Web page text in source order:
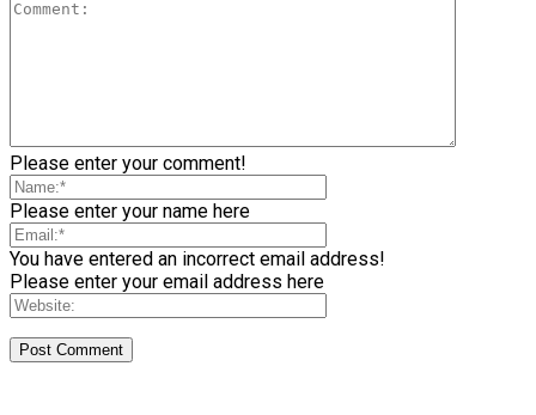
Please enter your comment!
Please enter your name here
You have entered an incorrect email address!
Please enter your email address here